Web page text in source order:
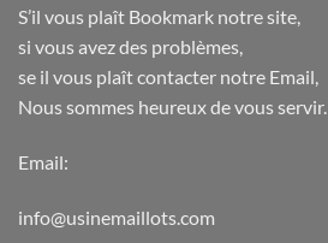
S’il vous plaît Bookmark notre site,
si vous avez des problèmes,
se il vous plaît contacter notre Email,
Nous sommes heureux de vous servir.
Email:
info@usinemaillots.com